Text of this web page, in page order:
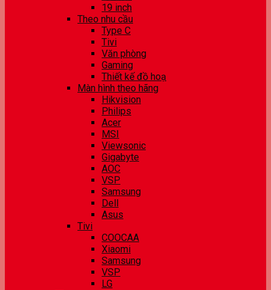
19 inch
Theo nhu cầu
Type C
Tivi
Văn phòng
Gaming
Thiết kế đồ hoạ
Màn hình theo hãng
Hikvision
Philips
Acer
MSI
Viewsonic
Gigabyte
AOC
VSP
Samsung
Dell
Asus
Tivi
COOCAA
Xiaomi
Samsung
VSP
LG